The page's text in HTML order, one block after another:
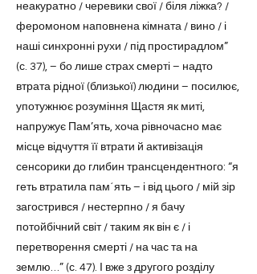
неакуратно / черевики свої / біля ліжка? /
феромоном наповнена кімната / вино / і
наші синхронні рухи / під простирадлом”
(с. 37), – бо лише страх смерті – надто
втрата рідної (близької) людини – посилює,
употужнює розуміння Щастя як миті,
напружує Пам’ять, хоча рівночасно має
місце відчуття її втрати й активізація
сенсорики до глибин трансцендентного: “я
геть втратила пам´ять – і від цього / мій зір
загострився / нестерпно / я бачу
потойбічний світ / таким як він є / і
перетворення смерті / на час та на
землю…” (с. 47). І вже з другого розділу